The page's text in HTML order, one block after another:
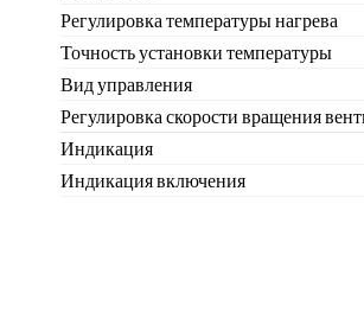
Регулировка температуры нагрева
Точность установки температуры
Вид управления
Регулировка скорости вращения
Индикация
Индикация включения